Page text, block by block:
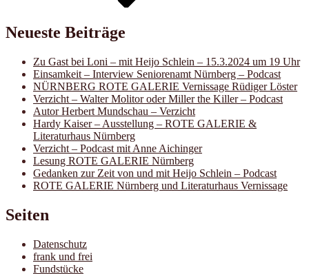
Neueste Beiträge
Zu Gast bei Loni – mit Heijo Schlein – 15.3.2024 um 19 Uhr
Einsamkeit – Interview Seniorenamt Nürnberg – Podcast
NÜRNBERG ROTE GALERIE Vernissage Rüdiger Löster
Verzicht – Walter Molitor oder Miller the Killer – Podcast
Autor Herbert Mundschau – Verzicht
Hardy Kaiser – Ausstellung – ROTE GALERIE &
Literaturhaus Nürnberg
Verzicht – Podcast mit Anne Aichinger
Lesung ROTE GALERIE Nürnberg
Gedanken zur Zeit von und mit Heijo Schlein – Podcast
ROTE GALERIE Nürnberg und Literaturhaus Vernissage
Seiten
Datenschutz
frank und frei
Fundstücke